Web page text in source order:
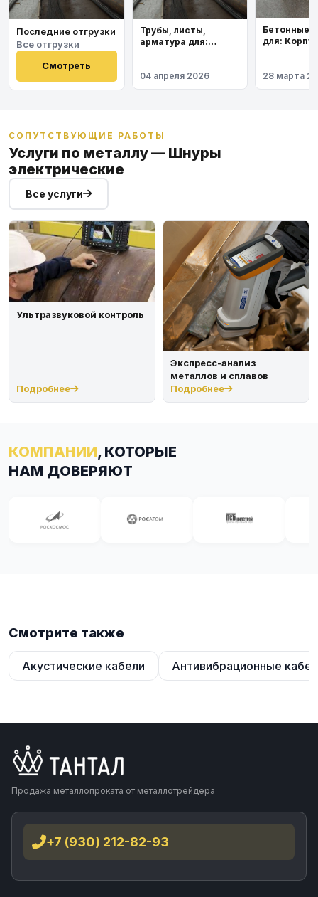
Последние отгрузки
Все отгрузки
Смотреть
Трубы, листы,
арматура для:
04 апреля 2026
Бетонные
для:
28 марта
СОПУТСТВУЮЩИЕ РАБОТЫ
Услуги по металлу — Шнуры
электрические
Все услуги
Ультразвуковой контроль
Подробнее
Экспресс-анализ
металлов и сплавов
Подробнее
КОМПАНИИ, КОТОРЫЕ
НАМ ДОВЕРЯЮТ
Смотрите также
Акустические кабели Антивибрационные
Продажа металлопроката от металлотрейдера
+7 (930) 212-82-93